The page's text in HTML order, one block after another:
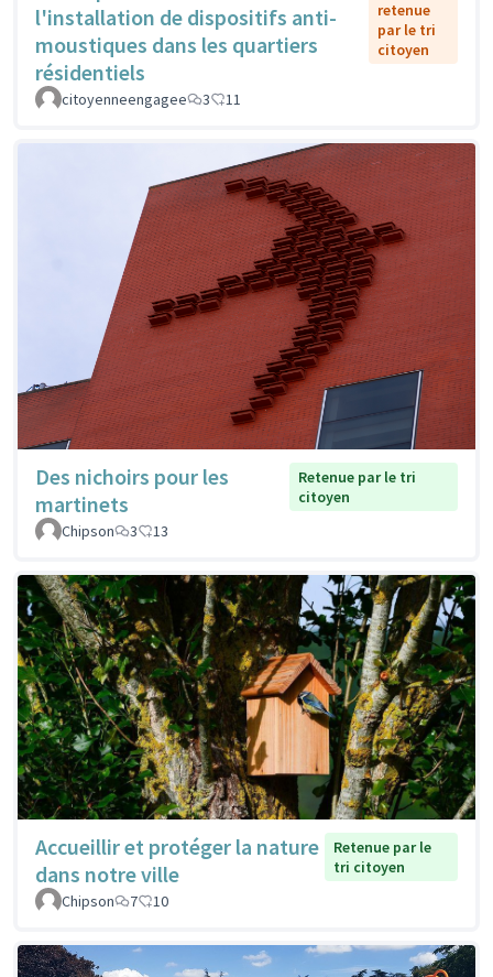
l'installation de dispositifs anti-
moustiques dans les quartiers
résidentiels
retenue
par le tri
citoyen
citoyenneengagee 3 11
Des nichoirs pour les
martinets
Retenue par le tri
citoyen
Chipson
3 13
Accueillir et protéger la nature
dans notre ville
Retenue par le
tri citoyen
Chipson
7 10